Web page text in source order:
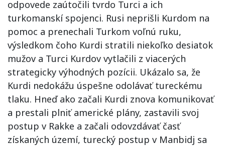
odpovede zaútočili tvrdo Turci a ich
turkomanskí spojenci. Rusi neprišli Kurdom na
pomoc a prenechali Turkom voľnú ruku,
výsledkom čoho Kurdi stratili niekoľko desiatok
mužov a Turci Kurdov vytlačili z viacerých
strategicky výhodných pozícii. Ukázalo sa, že
Kurdi nedokážu úspešne odolávať tureckému
tlaku. Hneď ako začali Kurdi znova komunikovať
a prestali plniť americké plány, zastavili svoj
postup v Rakke a začali odovzdávať časť
získaných území, turecký postup v Manbidj sa